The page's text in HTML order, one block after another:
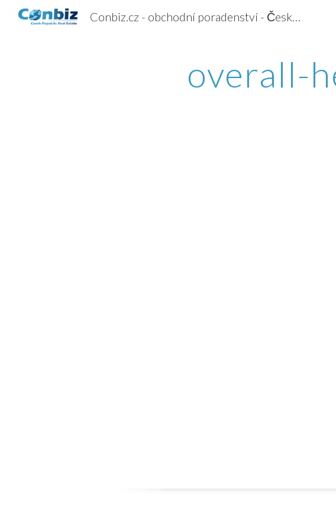
Skip to main content
Conbiz.cz - obchodní poradenství - Česká republika, Izrael
overall-